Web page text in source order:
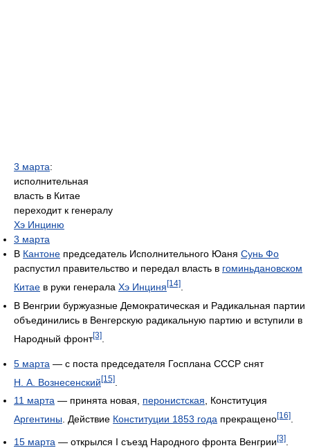
3 марта:
исполнительная
власть в Китае
переходит к генералу
Хэ Инциню
3 марта
В Кантоне председатель Исполнительного Юаня Сунь Фо
распустил правительство и передал власть в гоминьдановском
Китае в руки генерала Хэ Инциня [14]
В Венгрии буржуазные Демократическая и Радикальная партии
объединились в Венгерскую радикальную партию и вступили в
Народный фронт[3]
5 марта — с поста председателя Госплана СССР снят
Н. А. Вознесенский[15]
11 марта — принята новая, перонистская, Конституция
Аргентины . Действие Конституции 1853 года прекращено[16]
15 марта — открылся I съезд Народного фронта Венгрии[3]